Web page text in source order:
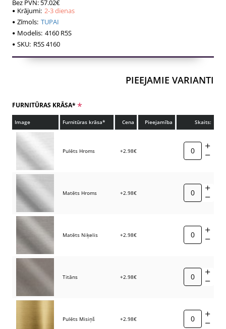
Bez PVN: 57.02€
Krājumi: 2-3 dienas
Zīmols: TUPAI
Modelis: 4160 R5S
SKU: R5S 4160
PIEEJAMIE VARIANTI
FURNITŪRAS KRĀSA*
Image Furnitūras krāsa* Cena Pieejamība Skaits:
Pulēts Hroms +2.98€
Matēts Hroms +2.98€
Matēts Niķelis +2.98€
Titāns +2.98€
Pulēts Misiņš +2.98€